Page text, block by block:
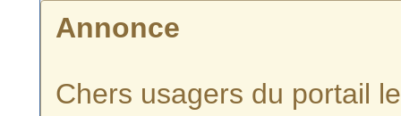
Annonce
Chers usagers du portail